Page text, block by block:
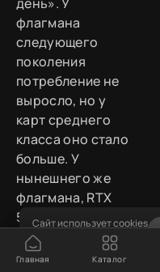
флагмана
следующего
поколения
потребление не
выросло, но у
карт среднего
класса оно стало
больше. У
нынешнего же
флагмана, RTX
5090, уже не 450,
а все 575 ватт.
Главная Каталог
Сайт использует cookies
Узнать подробнее